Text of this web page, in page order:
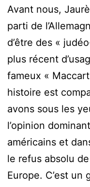
Avant nous,
parti de
d’être des «
plus récent
fameux «
histoire est
avons sous les
l’opinion
américains et
le refus absolu
Europe. C’est un